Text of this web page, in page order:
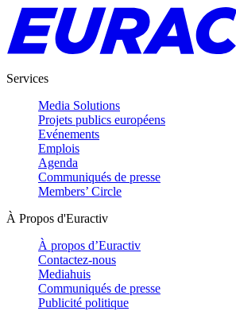
Services
Media Solutions
Projets publics européens
Evénements
Emplois
Agenda
Communiqués de presse
Members’ Circle
À Propos d'Euractiv
À propos d’Euractiv
Contactez-nous
Mediahuis
Communiqués de presse
Publicité politique